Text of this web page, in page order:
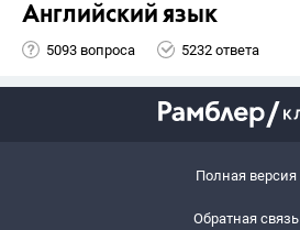
Английский язык
5093 вопроса 5232 ответа
Полная версия
Обратная связь